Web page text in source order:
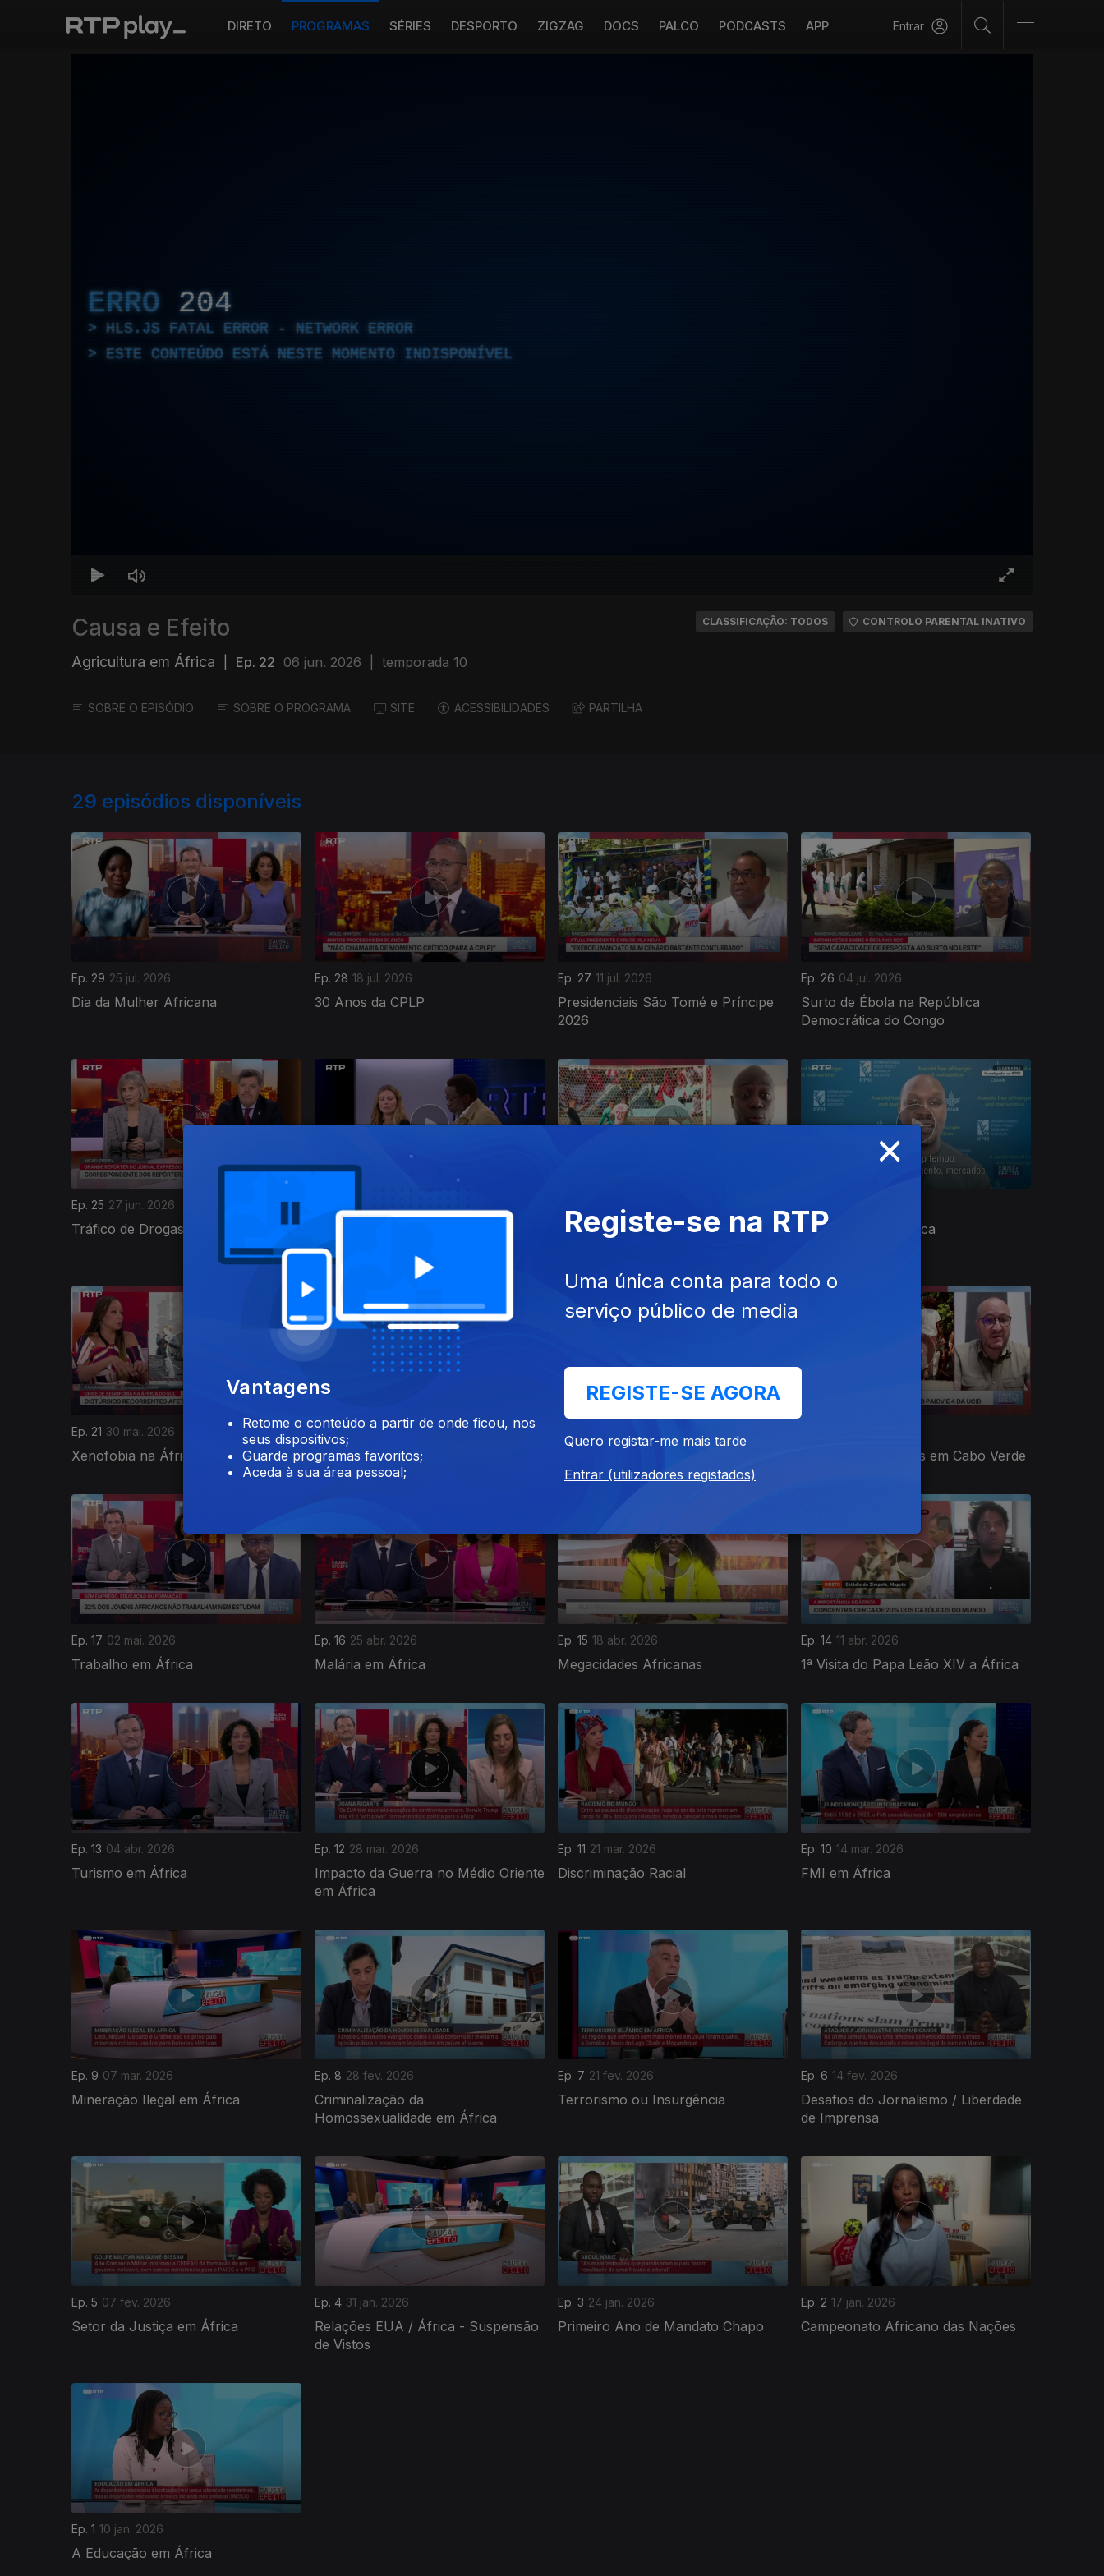
DIRETO PROGRAMAS SÉRIES DESPORTO ZIGZAG DOCS PALCO PODCASTS APP Entrar
ERRO 204
HLS.JS FATAL ERROR - NETWORK ERROR
ESTE CONTEÚDO ESTÁ NESTE MOMENTO INDISPONÍVEL
Causa e Efeito
Agricultura em África Ep. 22 06 jun. 2026 temporada 10
CLASSIFICAÇÃO: TODOS CONTROLO PARENTAL INATIVO
SOBRE O EPISÓDIO SOBRE O PROGRAMA SITE ACESSIBILIDADES PARTILHA
29 episódios disponíveis
Ep. 29 25 jul. 2026
Dia da Mulher Africana
Ep. 28 18 jul. 2026
30 Anos da CPLP
Ep. 27 11 jul. 2026
Presidenciais São Tomé e Príncipe
2026
Ep. 26 04 jul. 2026
Surto de Ébola na República
Democrática do Congo
Ep. 25 27 jun. 2026
Tráfico de Drogas em África
o Ocidente
África no Mundial 2026 Agricultura em África
Ep. 21 30 mai. 2026
Xenofobia na África do Sul
Ep. 20 23 mai. 2026
Biodiversidade em África Eleições Legislativas em Cabo Verde
930646
Ep. 17 02 mai. 2026
Trabalho em África
Ep. 16 25 abr. 2026
Malária em África
Ep. 15 18 abr. 2026
Megacidades Africanas
Ep. 14 11 abr. 2026
1ª Visita do Papa Leão XIV a África
Ep. 13 04 abr. 2026
Turismo em África
Ep. 12 28 mar. 2026
Impacto da Guerra no Médio Oriente
em África
Ep. 11 21 mar. 2026
Discriminação Racial
Ep. 10 14 mar. 2026
FMI em África
Ep. 9 07 mar. 2026
Mineração Ilegal em África
Ep. 8 28 fev. 2026
Criminalização da
Homossexualidade em África
Ep. 7 21 fev. 2026
Terrorismo ou Insurgência
Ep. 6 14 fev. 2026
Desafios do Jornalismo / Liberdade
de Imprensa
908920
Ep. 5 07 fev. 2026
Setor da Justiça em África
Ep. 4 31 jan. 2026
Relações EUA / África - Suspensão
de Vistos
Ep. 3 24 jan. 2026
Primeiro Ano de Mandato Chapo
Ep. 2 17 jan. 2026
Campeonato Africano das Nações
Ep. 1 10 jan. 2026
A Educação em África
901263
×
Vantagens
Retome o conteúdo a partir de onde ficou, nos
seus dispositivos;
Guarde programas favoritos;
Aceda à sua área pessoal;
Registe-se na RTP
Uma única conta para todo o
serviço público de media
REGISTE-SE AGORA
Quero registar-me mais tarde
Entrar (utilizadores registados)